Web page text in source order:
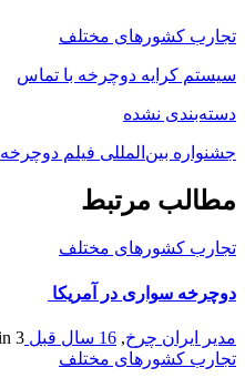
تجارب کشورهای مختلف
سیستم کرایه دوچرخه با تماس
دسته‌بندی نشده
جشنواره بین‌المللی فیلم دوچرخه
مطالب مرتبط
تجارب کشورهای مختلف
دوچرخه سواری در آمریکا
مدیر ایران چرخ, 16 سال قبل 3 min
تجارب کشورهای مختلف